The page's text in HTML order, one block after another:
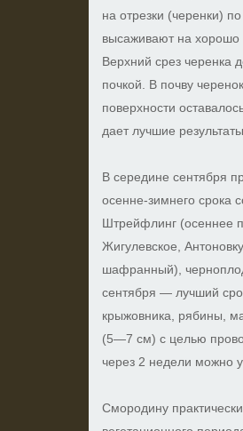
на отрезки (черенки)
высаживают на хорошо
Верхний срез черенка
почкой. В почву
поверхности
дает лучшие
В середине сентября
осенне-зимнего срока
Штрейфлинг (осеннее
Жигулевское,
шафранный),
сентября — лучший
крыжовника, рябины,
(5—7 см) с целью
через 2 недели можно
Смородину